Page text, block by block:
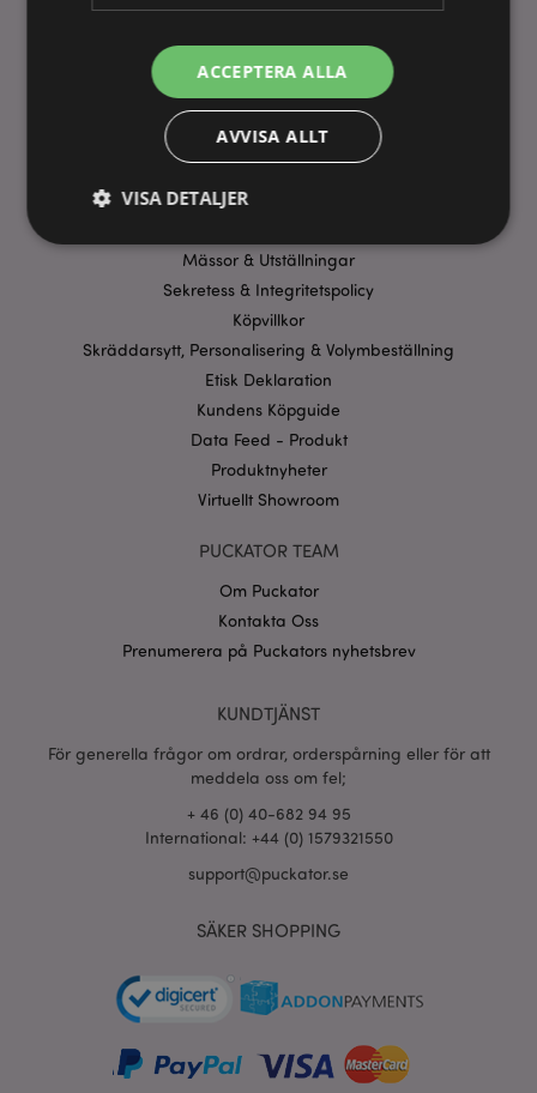
ANVÄNDBARA LÄNKAR
FAQ
Frakt & Leverans
Homexpo Paris Showroom
Betalning
Mässor & Utställningar
Sekretess & Integritetspolicy
Köpvillkor
Skräddarsytt, Personalisering & Volymbeställning
Etisk Deklaration
Kundens Köpguide
Data Feed - Produkt
Produktnyheter
Virtuellt Showroom
PUCKATOR TEAM
Om Puckator
Kontakta Oss
Prenumerera på Puckators nyhetsbrev
KUNDTJÄNST
För generella frågor om ordrar, orderspårning eller för att
meddela oss om fel;
+ 46 (0) 40-682 94 95
International: +44 (0) 1579321550
support@puckator.se
SÄKER SHOPPING
ACCEPTERA ALLA
AVVISA ALLT
VISA DETALJER
Strikt nödvändigt Prestanda
Inriktning
Funktioner
Strikt nödvändiga cookies tillåter grundläggande
webbplatsfunktionalitet såsom användarinloggning
och kontohantering. Webbplatsen kan inte
searchReport-log
recently_compared_product_previous
Adobe Inc.
section_data_ids
product_data_storage
Adobe Inc.
www.puckator.se
Googles
sekretesspolicy